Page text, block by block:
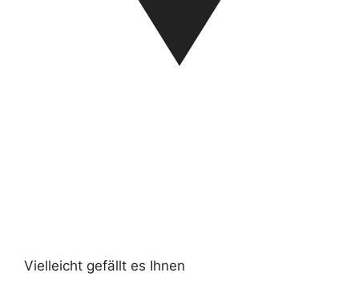
Vielleicht gefällt es Ihnen